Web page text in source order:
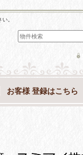
。
お客様 登録はこちら